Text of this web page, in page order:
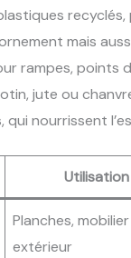
recyclés,
mais
rampes, points
jute ou
nourrissent
Utilisation
Planches, mobilier
extérieur